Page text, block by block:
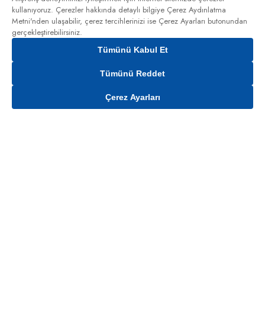
Gelince Haber Ver
kullanıyoruz. Çerezler hakkında detaylı bilgiye Çerez Aydınlatma
Metni'nden ulaşabilir, çerez tercihlerinizi ise Çerez Ayarları butonundan
gerçekleştirebilirsiniz.
Tümünü Kabul Et
Tümünü Reddet
Çerez Ayarları